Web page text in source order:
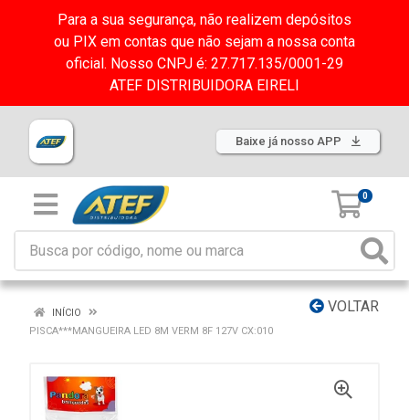
Para a sua segurança, não realizem depósitos
ou PIX em contas que não sejam a nossa conta
oficial. Nosso CNPJ é: 27.717.135/0001-29
ATEF DISTRIBUIDORA EIRELI
Baixe já nosso APP
0
VOLTAR
INÍCIO
PISCA***MANGUEIRA LED 8M VERM 8F 127V CX:010